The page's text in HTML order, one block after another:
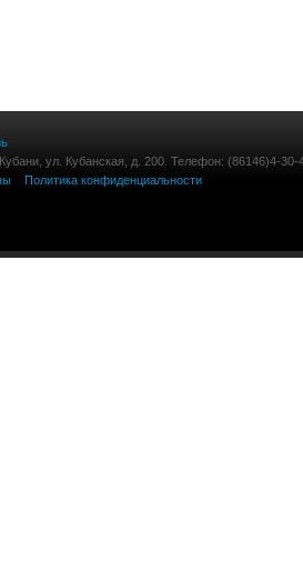
ул. Кубанская, д. 200. Телефон: (86146)4-30-
Политика конфиденциальности